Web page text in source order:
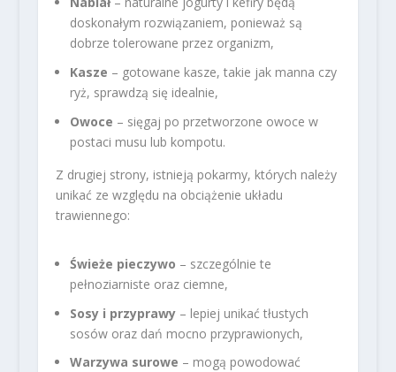
doskonałym rozwiązaniem, ponieważ są
dobrze tolerowane przez organizm,
Kasze – gotowane kasze, takie jak manna czy
ryż, sprawdzą się idealnie,
Owoce – sięgaj po przetworzone owoce w
postaci musu lub kompotu.
Z drugiej strony, istnieją pokarmy, których należy
unikać ze względu na obciążenie układu
trawiennego:
Świeże pieczywo – szczególnie te
pełnoziarniste oraz ciemne,
Sosy i przyprawy– lepiej unikać tłustych
sosów oraz dań mocno przyprawionych,
Warzywa surowe – mogą powodować